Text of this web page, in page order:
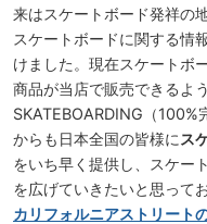
来はスケートボード発祥の
スケートボードに関する情
けました。現在スケートボ
商品が当店で販売できるよ
SKATEBOARDING（100%
からも日本全国の皆様に ス
をいち早く提供し、スケー
を広げていきたいと思って
カリフォルニアストリート